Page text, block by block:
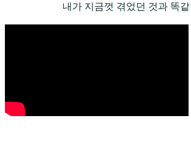
내가 지금껏 겪었던 것과 똑